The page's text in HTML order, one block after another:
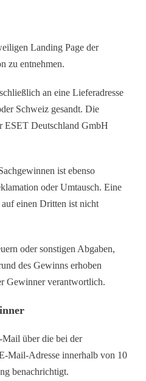
Landing Page der
zu entnehmen.
an eine Lieferadresse
Schweiz gesandt. Die
ESET Deutschland GmbH
ist ebenso
oder Umtausch. Eine
einen Dritten ist nicht
oder sonstigen Abgaben,
des Gewinns erhoben
Gewinner verantwortlich.
über die bei der
Mail-Adresse innerhalb von 10
benachrichtigt.